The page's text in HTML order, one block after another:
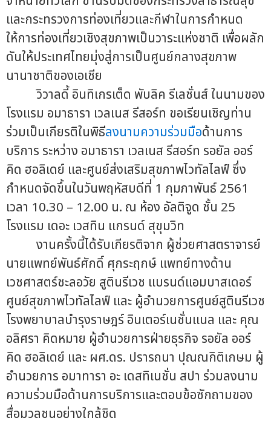
และกระทรวงการท่องเที่ยวและกีฬาในการกำหนด
ให้การท่องเที่ยวเชิงสุขภาพเป็นวาระแห่งชาติ เพื่อผลัก
ดันให้ประเทศไทยมุ่งสู่การเป็นศูนย์กลางสุขภาพ
นานาชาติของเอเชีย
วิวาลดี้ อินทิเกรเต็ด พับลิค รีเลชั่นส์ ในนามของ
โรงแรม อมาธารา เวลเนส รีสอร์ท ขอเรียนเชิญท่าน
ร่วมเป็นเกียรติในพิธีลงนามความร่วมมือด้านการ
บริการ ระหว่าง อมาธารา เวลเนส รีสอร์ท รอยัล ออร์
คิด ฮอลิเดย์ และศูนย์ส่งเสริมสุขภาพไวทัลไลฟ์ ซึ่ง
กำหนดจัดขึ้นในวันพฤหัสบดีที่ 1 กุมภาพันธ์ 2561
เวลา 10.30 – 12.00 น. ณ ห้อง อัลติจูด ชั้น 25
โรงแรม เดอะ เวสทิน แกรนด์ สุขุมวิท
งานครั้งนี้ได้รับเกียรติจาก ผู้ช่วยศาสตราจารย์
นายแพทย์พันธ์ศักดิ์ ศุกระฤกษ์ แพทย์ทางด้าน
เวชศาสตร์ชะลอวัย สูตินรีเวช แบรนด์แอมบาสเดอร์
ศูนย์สุขภาพไวทัลไลฟ์ และ ผู้อำนวยการศูนย์สูตินรีเวช
โรงพยาบาลบำรุงราษฎร์ อินเตอร์เนชั่นแนล และ คุณ
อลิศรา คิดหมาย ผู้อำนวยการฝ่ายธุรกิจ รอยัล ออร์
คิด ฮอลิเดย์ และ ผศ.ดร. ปรารถนา ปุณณกิติเกษม ผู้
อำนวยการ อมาทารา อะ เดสทิเนชั่น สปา ร่วมลงนาม
ความร่วมมือด้านการบริการและตอบข้อซักถามของ
สื่อมวลชนอย่างใกล้ชิด